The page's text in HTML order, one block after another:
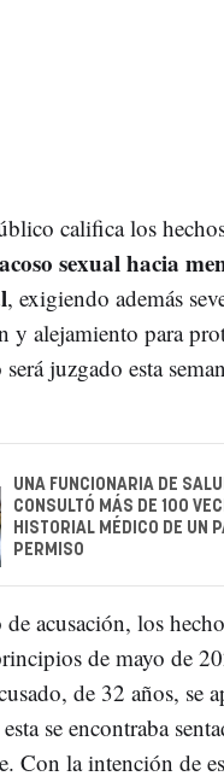
califica los
sexual hacia
, exigiendo además
y alejamiento para
juzgado esta
UNA FUNCIONARIA DE
CONSULTÓ MÁS DE 100
HISTORIAL MÉDICO DE UN
PERMISO
acusación, los
de mayo de
de 32 años, se
se encontraba
Con la intención de